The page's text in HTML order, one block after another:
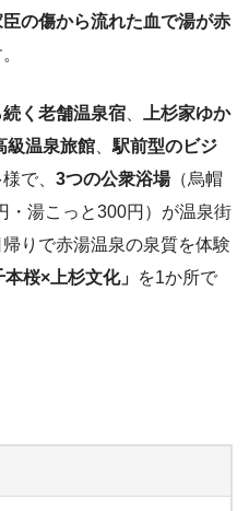
の傷から流れた血で湯が赤
く老舗温泉宿
上杉家ゆか
級温泉旅館
駅前型のビジ
で、 3つの公衆浴場（烏帽
・湯こっと300円）が温泉街
りで赤湯温泉の泉質を体験
桜×上杉文化」 を1か所で